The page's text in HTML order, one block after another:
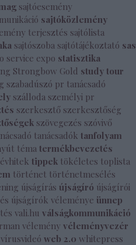
sajtóesemény
sajtóközlemény
terjesztés sajtólista
sajtószoba sajtótájékoztató sas
service expo statisztika
Strongbow Gold study tour
szabadúszó pr tanácsadó
szálloda személyi pr
szerkesztő szerkesztőség
szövegezés szóvivő
tanácsadók tanfolyam
téma termékbevezetés
tippek tökéletes toplista
történet történetmesélés
újságírás újságíró újságírói
újságírók véleménye ünnep
vali.hu válságkommunikáció
vélemény véleményvezér
vírusvideó web 2.0 whitepress